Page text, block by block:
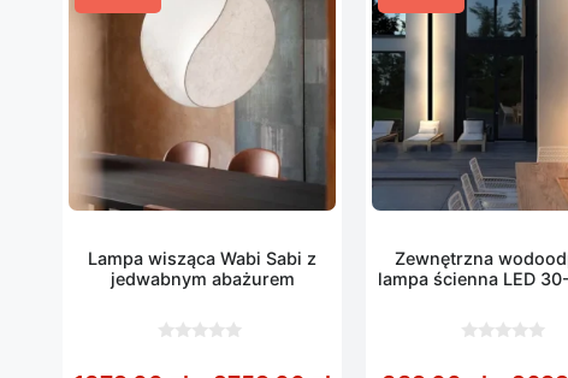
Lampa wisząca Wabi Sabi z
jedwabnym abażurem
Zewnętrzna
lampa ścienna LED